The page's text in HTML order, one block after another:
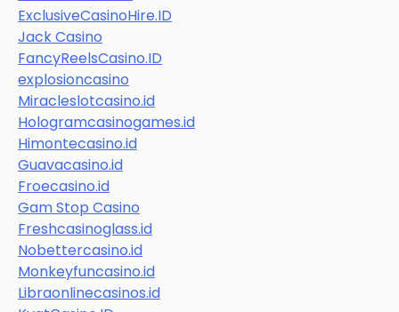
ExclusiveCasinoHire.ID
Jack Casino
FancyReelsCasino.ID
explosioncasino
Miracleslotcasino.id
Hologramcasinogames.id
Himontecasino.id
Guavacasino.id
Froecasino.id
Gam Stop Casino
Freshcasinoglass.id
Nobettercasino.id
Monkeyfuncasino.id
Libraonlinecasinos.id